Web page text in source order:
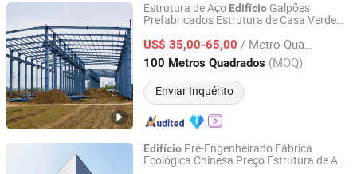
Estrutura de Aço Edifício Galpões
Prefabricados Estrutura de Casa Verde
EdifícioPrefabricado
US$ 35,00-65,00 / Metro Quadrado
100 Metros Quadrados (MOQ)
Enviar Inquérito
Xiamen Shinejoy Housing Industrial Co., Ltd.
Fujian, China Desde 2026
Edifício Pré-Engenheirado Fábrica
Ecológica Chinesa Preço Estrutura de Aço
Qingdao Taiwei Steel Structure Co., Ltd.